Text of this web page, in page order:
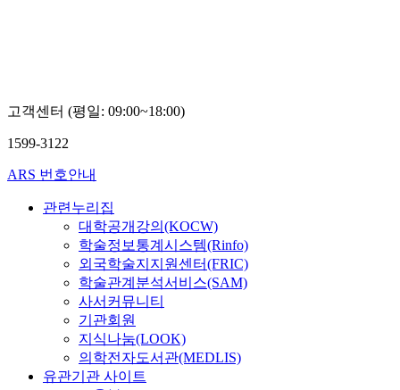
고객센터 (평일: 09:00~18:00)
1599-3122
ARS 번호안내
관련누리집
대학공개강의(KOCW)
학술정보통계시스템(Rinfo)
외국학술지지원센터(FRIC)
학술관계분석서비스(SAM)
사서커뮤니티
기관회원
지식나눔(LOOK)
의학전자도서관(MEDLIS)
유관기관 사이트